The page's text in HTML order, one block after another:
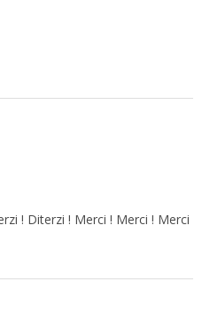
! Diterzi ! Merci ! Merci ! Merci